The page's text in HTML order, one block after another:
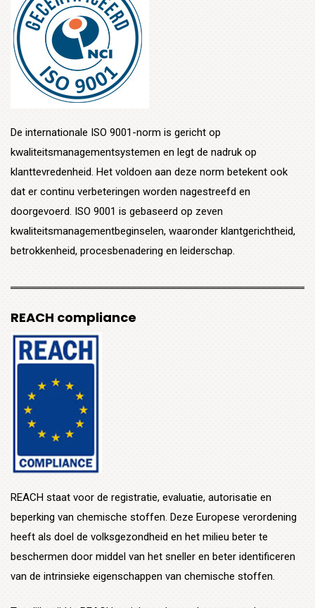
De internationale ISO 9001-norm is gericht op
kwaliteitsmanagementsystemen en legt de nadruk op
klanttevredenheid. Het voldoen aan deze norm betekent ook
dat er continu verbeteringen worden nagestreefd en
doorgevoerd. ISO 9001 is gebaseerd op zeven
kwaliteitsmanagementbeginselen, waaronder klantgerichtheid,
betrokkenheid, procesbenadering en leiderschap.
REACH compliance
REACH staat voor de registratie, evaluatie, autorisatie en
beperking van chemische stoffen. Deze Europese verordening
heeft als doel de volksgezondheid en het milieu beter te
beschermen door middel van het sneller en beter identificeren
van de intrinsieke eigenschappen van chemische stoffen.